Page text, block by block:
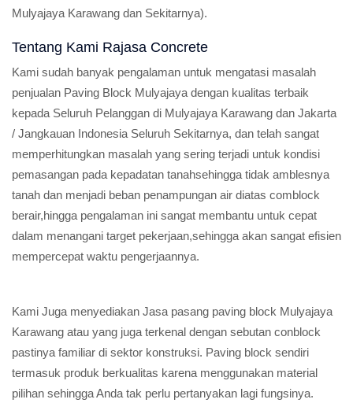
Mulyajaya Karawang dan Sekitarnya).
Tentang Kami Rajasa Concrete
Kami sudah banyak pengalaman untuk mengatasi masalah
penjualan Paving Block Mulyajaya dengan kualitas terbaik
kepada Seluruh Pelanggan di Mulyajaya Karawang dan Jakarta
/ Jangkauan Indonesia Seluruh Sekitarnya, dan telah sangat
memperhitungkan masalah yang sering terjadi untuk kondisi
pemasangan pada kepadatan tanahsehingga tidak amblesnya
tanah dan menjadi beban penampungan air diatas comblock
berair,hingga pengalaman ini sangat membantu untuk cepat
dalam menangani target pekerjaan,sehingga akan sangat efisien
mempercepat waktu pengerjaannya.
Kami Juga menyediakan Jasa pasang paving block Mulyajaya
Karawang atau yang juga terkenal dengan sebutan conblock
pastinya familiar di sektor konstruksi. Paving block sendiri
termasuk produk berkualitas karena menggunakan material
pilihan sehingga Anda tak perlu pertanyakan lagi fungsinya.